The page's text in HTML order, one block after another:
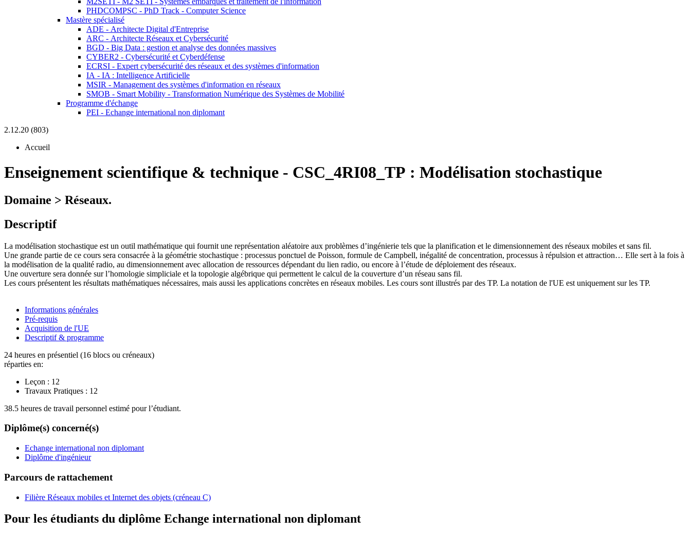
PHDCOMPSC - PhD Track - Computer Science
Mastère spécialisé
ADE - Architecte Digital d'Entreprise
ARC - Architecte Réseaux et Cybersécurité
BGD - Big Data : gestion et analyse des données massives
CYBER2 - Cybersécurité et Cyberdéfense
ECRSI - Expert cybersécurité des réseaux et des systèmes d'information
IA - IA : Intelligence Artificielle
MSIR - Management des systèmes d'information en réseaux
SMOB - Smart Mobility - Transformation Numérique des Systèmes de Mobilité
Programme d'échange
PEI - Echange international non diplomant
2.12.20 (803)
Accueil
Enseignement scientifique & technique - CSC_4RI08_TP : Modélisation stochastique
Domaine > Réseaux.
Descriptif
La modélisation stochastique est un outil mathématique qui fournit une représentation aléatoire aux problèmes d’ingénierie tels que la planification et le dimensionnement des réseaux mobiles et sans fil.
Une grande partie de ce cours sera consacrée à la géométrie stochastique : processus ponctuel de Poisson, formule de Campbell, inégalité de concentration, processus à répulsion et attraction… Elle sert à la fois à
la modélisation de la qualité radio, au dimensionnement avec allocation de ressources dépendant du lien radio, ou encore à l’étude de déploiement des réseaux.
Une ouverture sera donnée sur l’homologie simpliciale et la topologie algébrique qui permettent le calcul de la couverture d’un réseau sans fil.
Les cours présentent les résultats mathématiques nécessaires, mais aussi les applications concrètes en réseaux mobiles. Les cours sont illustrés par des TP. La notation de l'UE est uniquement sur les TP.
Informations générales
Pré-requis
Acquisition de l'UE
Descriptif & programme
24 heures en présentiel (16 blocs ou créneaux)
réparties en:
Leçon : 12
Travaux Pratiques : 12
38.5 heures de travail personnel estimé pour l’étudiant.
Diplôme(s) concerné(s)
Echange international non diplomant
Diplôme d'ingénieur
Parcours de rattachement
Filière Réseaux mobiles et Internet des objets (créneau C)
Pour les étudiants du diplôme Echange international non diplomant